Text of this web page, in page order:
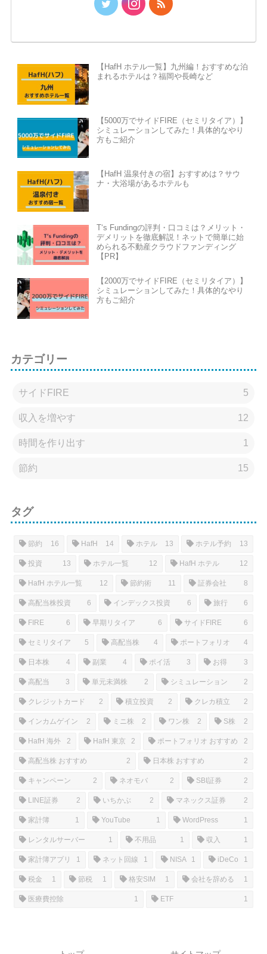
【HafH ホテル一覧】九州編！おすすめな泊
まれるホテルは？福岡や長崎など
【5000万でサイドFIRE（セミリタイア）】
シミュレーションしてみた！具体的なやり
方もご紹介
【HafH 温泉付きの宿】おすすめは？サウ
ナ・大浴場があるホテルも
T‘s Fundingの評判・口コミは？メリット・
デメリットを徹底解説！ネットで簡単に始
められる不動産クラウドファンディング
【PR】
【2000万でサイドFIRE（セミリタイア）】
シミュレーションしてみた！具体的なやり
方もご紹介
カテゴリー
サイドFIRE 5
収入を増やす 12
時間を作り出す 1
節約 15
タグ
節約 16 HafH 14 ホテル 13 ホテル予約 13
投資 13 ホテル一覧 12 HafH ホテル 12
HafH ホテル一覧 12 節約術 11 証券会社 8
高配当株投資 6 インデックス投資 6 旅行 6
FIRE 6 早期リタイア 6 サイドFIRE 6
セミリタイア 5 高配当株 4 ポートフォリオ 4
日本株 4 副業 4 ポイ活 3 お得 3
高配当 3 単元未満株 2 シミュレーション 2
クレジットカード 2 積立投資 2 クレカ積立 2
インカムゲイン 2 ミニ株 2 ワン株 2 S株 2
HafH 海外 2 HafH 東京 2 ポートフォリオ おすすめ 2
高配当株 おすすめ 2 日本株 おすすめ 2
キャンペーン 2 ネオモバ 2 SBI証券 2
LINE証券 2 いちかぶ 2 マネックス証券 2
家計簿 1 YouTube 1 WordPress 1
レンタルサーバー 1 不用品 1 収入 1
家計簿アプリ 1 ネット回線 1 NISA 1 iDeCo 1
税金 1 節税 1 格安SIM 1 会社を辞める 1
医療費控除 1 ETF 1